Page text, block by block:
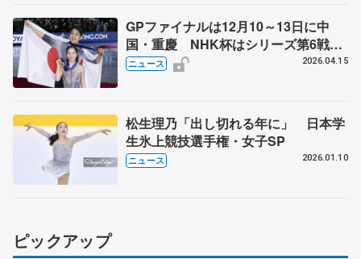
GPファイナルは12月10～13日に中
国・重慶 NHK杯はシリーズ第6戦、
11月27～29日に東京 2026～27年シ
ニュース 2026.04.15
松生理乃「出し切れる年に」 日本学
生氷上競技選手権・女子SP
ニュース 2026.01.10
ピックアップ